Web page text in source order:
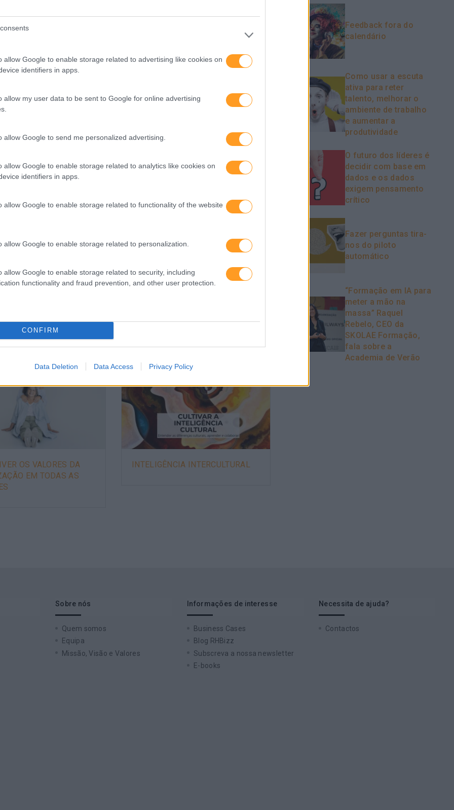
allow Google to enable storage related to advertising like cookies on
identifiers in apps.
allow my user data to be sent to Google for online advertising
allow Google to send me personalized advertising.
allow Google to enable storage related to analytics like cookies on
identifiers in apps.
allow Google to enable storage related to functionality of the website
allow Google to enable storage related to personalization.
allow Google to enable storage related to security, including
functionality and fraud prevention, and other user protection.
CONFIRM
Data Deletion Data Access Privacy Policy
realizem inquéritos para perceber o que motiva os seus
de voluntariado ou donativos.
verdadeiro propósito de cada um dos seus colaboradores e, assim,
com impacto e que permitam, a longo prazo, atrair o melhor talento.
Blogs De Recursos Humanos
Social Corporativa
5 DICAS PARA ACELERAR A
OS VALORES DA
EM TODAS AS
INTELIGÊNCIA INTERCULTURAL
Feedback fora do
calendário
Como usar a escuta
ativa para reter
talento, melhorar o
ambiente de trabalho
e aumentar a
produtividade
O futuro dos líderes é
decidir com base em
dados e os dados
exigem pensamento
crítico
Fazer perguntas tira-
nos do piloto
automático
“Formação em IA para
meter a mão na
massa” Raquel
Rebelo, CEO da
SKOLAE Formação,
fala sobre a
Academia de Verão
Sobre nós
Quem somos
Equipa
Missão, Visão e Valores
Informações de interesse
Business Cases
Blog RHBizz
Subscreva a nossa newsletter
E-books
Necessita de ajuda?
Contactos